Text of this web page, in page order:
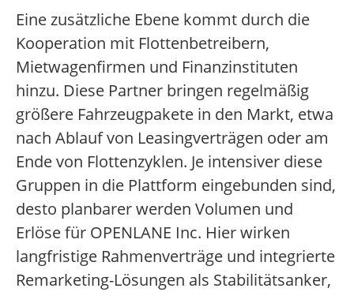
Eine zusätzliche Ebene kommt durch die
Kooperation mit Flottenbetreibern,
Mietwagenfirmen und Finanzinstituten
hinzu. Diese Partner bringen regelmäßig
größere Fahrzeugpakete in den Markt, etwa
nach Ablauf von Leasingverträgen oder am
Ende von Flottenzyklen. Je intensiver diese
Gruppen in die Plattform eingebunden sind,
desto planbarer werden Volumen und
Erlöse für OPENLANE Inc. Hier wirken
langfristige Rahmenverträge und integrierte
Remarketing-Lösungen als Stabilitätsanker,